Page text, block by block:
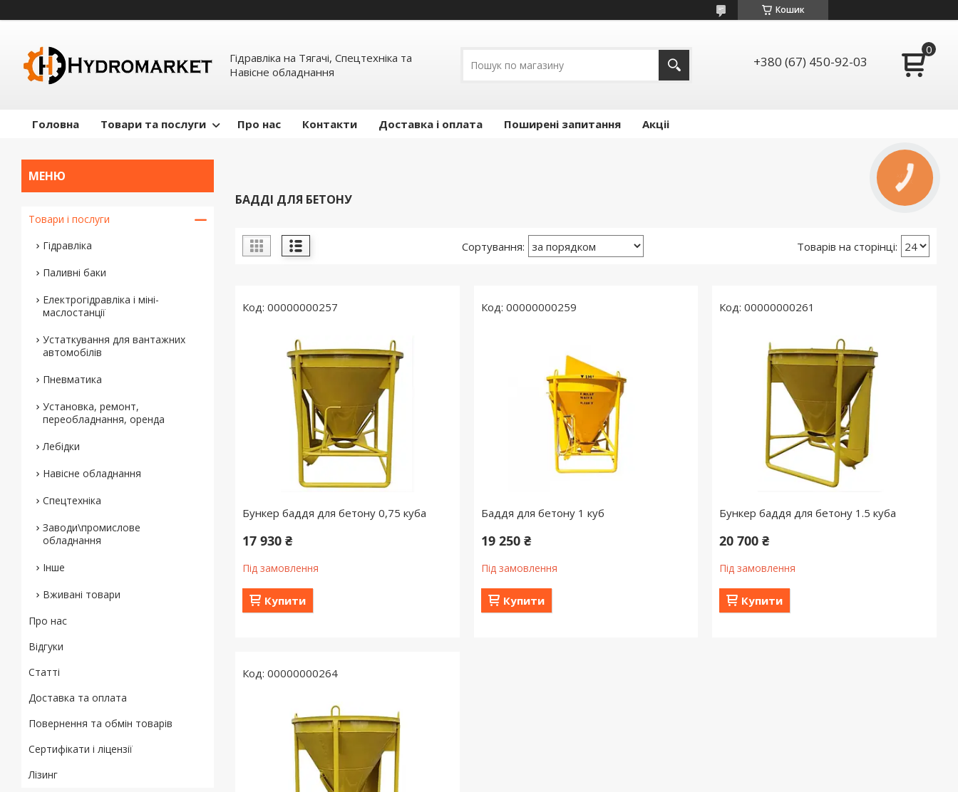
Кошик
Гідравліка на Тягачі, Спецтехніка та
Навісне обладнання
+380 (67) 450-92-03
Головна Товари та послуги Про нас Контакти Доставка і оплата Поширені запитання Акціі
БАДДІ ДЛЯ БЕТОНУ
00000000257
Бункер баддя для бетону 0,75 куба
17 930 ₴
Під замовлення
Купити
00000000259
Баддя для бетону 1 куб
19 250 ₴
Під замовлення
Купити
00000000261
Бункер баддя для бетону 1.5 куба
20 700 ₴
Під замовлення
Купити
00000000264
Товари і послуги
Гідравліка
Паливні баки
Електрогідравліка і міні-
маслостанції
Устаткування для вантажних
автомобілів
Пневматика
Установка, ремонт,
переобладнання, оренда
Лебідки
Навісне обладнання
Спецтехніка
Заводи\промислове
обладнання
Інше
Вживані товари
Про нас
Відгуки
Статті
Доставка та оплата
Повернення та обмін товарів
Сертифікати і ліцензії
Лізинг